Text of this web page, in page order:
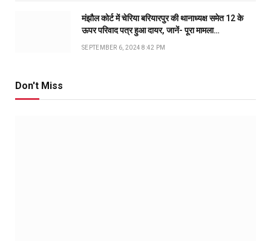
मंझौल कोर्ट में चेरिया बरियारपुर की थानाध्यक्ष समेत 12 के
ऊपर परिवाद पत्र हुआ दायर, जानें- पूरा मामला…
SEPTEMBER 6, 2024 8:42 PM
Don't Miss